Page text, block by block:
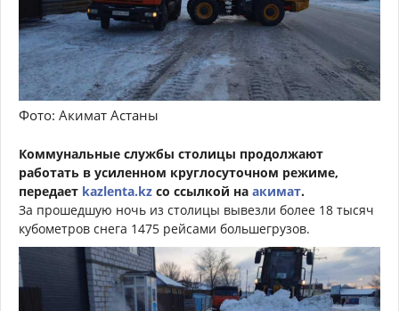
Фото: Акимат Астаны
Коммунальные службы столицы продолжают
работать в усиленном круглосуточном режиме,
передает kazlenta.kz со ссылкой на акимат.
За прошедшую ночь из столицы вывезли более 18 тысяч
кубометров снега 1475 рейсами большегрузов.